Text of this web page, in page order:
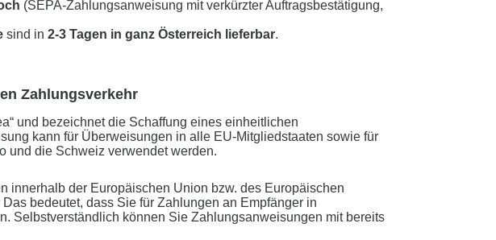
(SEPA-Zahlungsanweisung mit verkürzter Auftragsbestätigung,
sind in2-3 Tagen in ganz Österreich lieferbar.
Zahlungsverkehr
und bezeichnet die Schaffung eines einheitlichen
kann für Überweisungen in alle EU-Mitgliedstaaten sowie für
und die Schweiz verwendet werden.
innerhalb der Europäischen Union bzw. des Europäischen
bedeutet, dass Sie für Zahlungen an Empfänger in
Selbstverständlich können Sie Zahlungsanweisungen mit bereits